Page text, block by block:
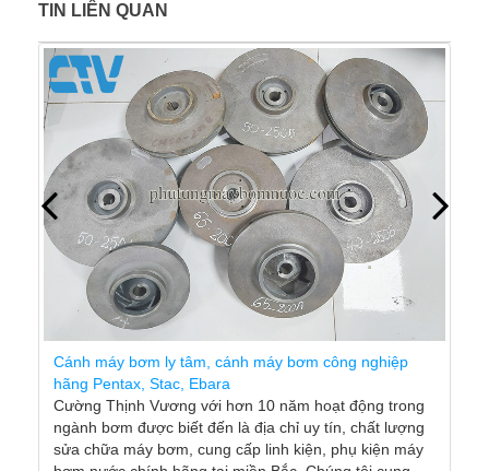
TIN LIÊN QUAN
Cánh máy bơm ly tâm, cánh máy bơm công nghiệp
hãng Pentax, Stac, Ebara
Cường Thịnh Vương với hơn 10 năm hoạt động trong
ngành bơm được biết đến là địa chỉ uy tín, chất lượng
sửa chữa máy bơm, cung cấp linh kiện, phụ kiện máy